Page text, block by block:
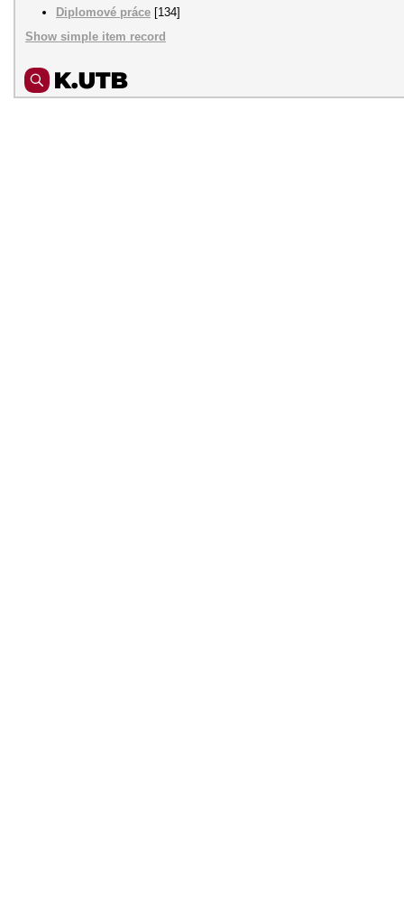
Diplomové práce [134]
Show simple item record